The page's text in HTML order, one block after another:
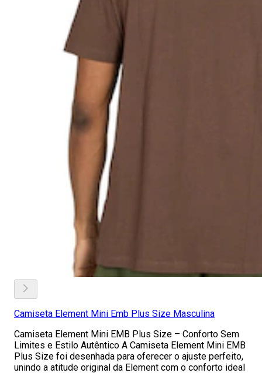
Camiseta Element Mini Emb Plus Size Masculina
Camiseta Element Mini EMB Plus Size – Conforto Sem
Limites e Estilo Autêntico A Camiseta Element Mini EMB
Plus Size foi desenhada para oferecer o ajuste perfeito,
unindo a atitude original da Element com o conforto ideal